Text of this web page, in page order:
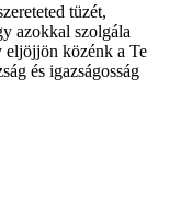
tüzét,
azokkal szolgála
eljöjjön közénk a Te
és igazságosság